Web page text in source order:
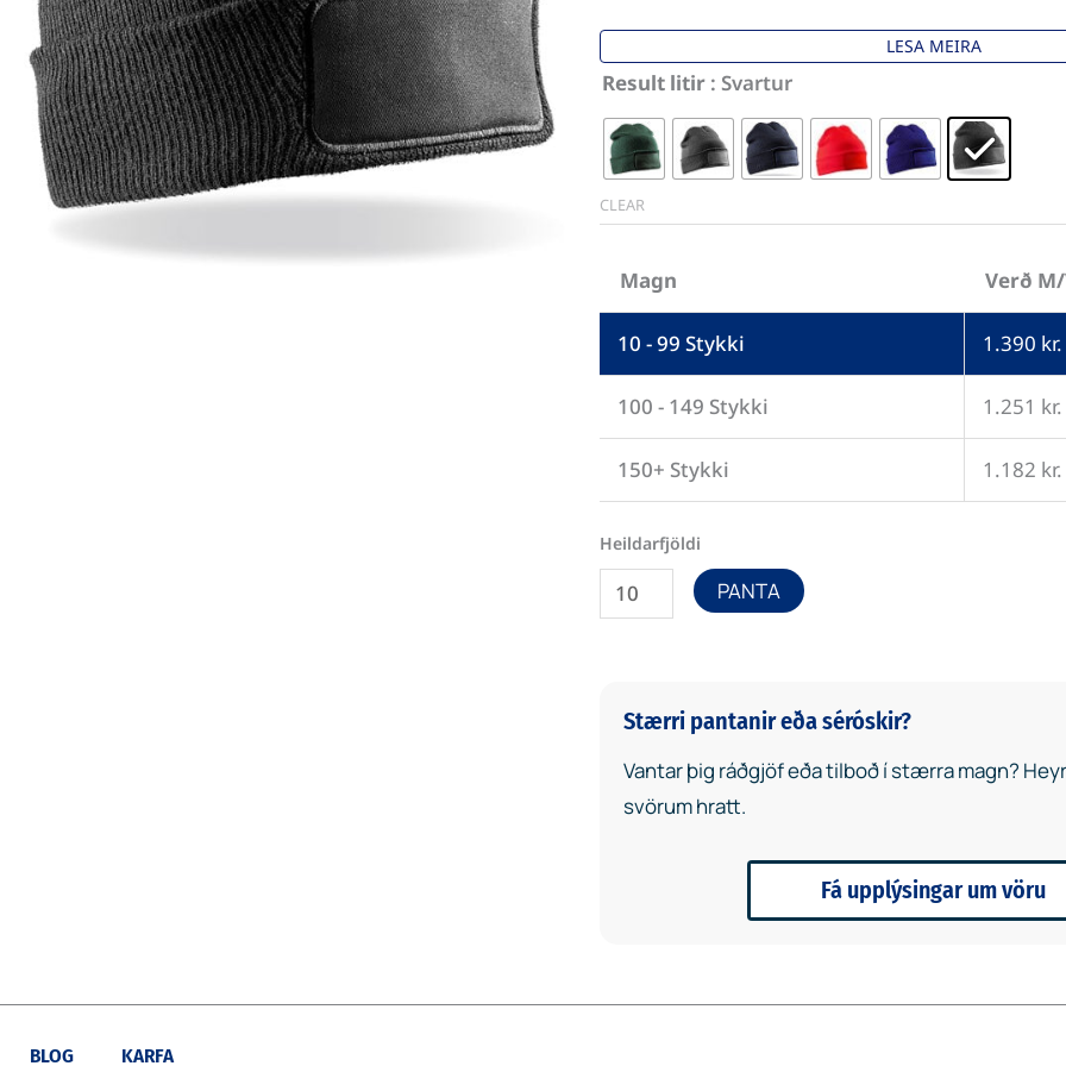
LESA MEIRA
Result litir : Svartur
CLEAR
Magn Verð M/
10 - 99 Stykki 1.390 kr.
100 - 149 Stykki 1.251 kr.
150+ Stykki 1.182 kr.
Prjónahúfa
með
uppábroti
og
patch
PANTA
Stærri pantanir eða séróskir?
Vantar þig ráðgjöf eða tilboð í stærra magn?
svörum hratt.
Fá upplýsingar um vöru
BLOG KARFA